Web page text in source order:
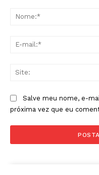
Salve meu nome, e-
próxima vez que eu